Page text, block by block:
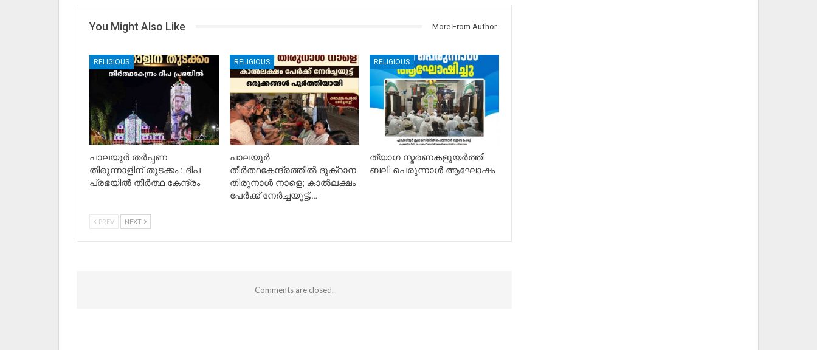
You Might Also Like More From Author
RELIGIOUS
പാലയൂർ തർപ്പണ
തിരുന്നാളിന് തുടക്കം : ദീപ
പ്രഭയിൽ തീർത്ഥ കേന്ദ്രം
RELIGIOUS
പാലയൂർ
തീർത്ഥകേന്ദ്രത്തിൽ ദുക്റാന
തിരുനാൾ നാളെ; കാൽലക്ഷം
പേർക്ക് നേർച്ചയൂട്ട്,…
RELIGIOUS
ത്യാഗ സ്മരണകളുയർത്തി
ബലി പെരുന്നാൾ ആഘോഷം
PREV NEXT
Comments are closed.